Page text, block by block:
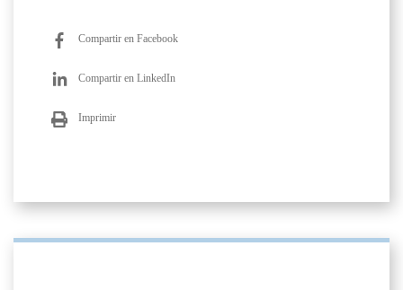
Compartir en Facebook
Compartir en LinkedIn
Imprimir